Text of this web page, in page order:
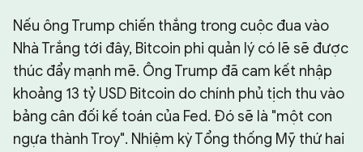
Nếu ông Trump chiến thắng trong cuộc đua vào
Nhà Trắng tới đây, Bitcoin phi quản lý có lẽ sẽ được
thúc đẩy mạnh mẽ. Ông Trump đã cam kết nhập
khoảng 13 tỷ USD Bitcoin do chính phủ tịch thu vào
bảng cân đối kế toán của Fed. Đó sẽ là "một con
ngựa thành Troy". Nhiệm kỳ Tổng thống Mỹ thứ hai